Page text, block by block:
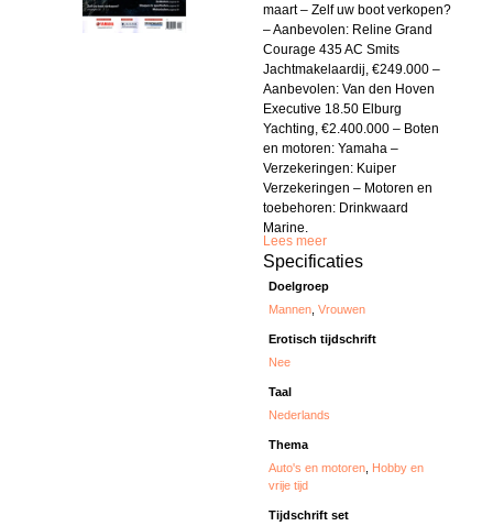
maart – Zelf uw boot verkopen?
– Aanbevolen: Reline Grand
Courage 435 AC Smits
Jachtmakelaardij, €249.000 –
Aanbevolen: Van den Hoven
Executive 18.50 Elburg
Yachting, €2.400.000 – Boten
en motoren: Yamaha –
Verzekeringen: Kuiper
Verzekeringen – Motoren en
toebehoren: Drinkwaard
Marine.
Lees meer
Specificaties
Doelgroep
Mannen ,Vrouwen
Erotisch tijdschrift
Nee
Taal
Nederlands
Thema
Auto's en motoren
Hobby en
vrije tijd
Tijdschrift set